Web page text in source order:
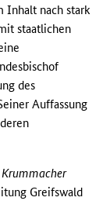
Inhalt nach stark
staatlichen
des
Auffassung
Krummacher
Greifswald